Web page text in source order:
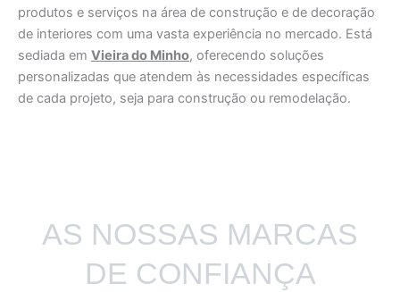
produtos e serviços na área de construção e de decoração
de interiores com uma vasta experiência no mercado. Está
sediada em Vieira do Minho, oferecendo soluções
personalizadas que atendem às necessidades específicas
de cada projeto, seja para construção ou remodelação.
AS NOSSAS MARCAS
DE CONFIANÇA